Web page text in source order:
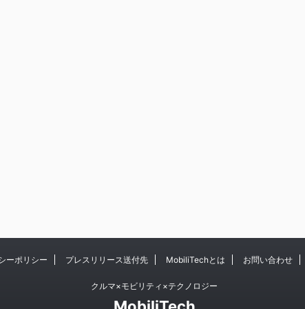
ーポリシー プレスリリース送付先 MobiliTechとは お問い合わせ
クルマ×モビリティ×テクノロジー